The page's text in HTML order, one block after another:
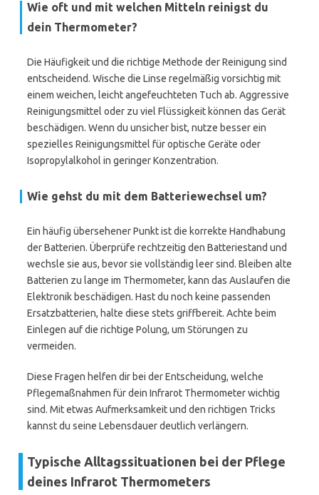
Wie oft und mit welchen Mitteln reinigst du
dein Thermometer?
Die Häufigkeit und die richtige Methode der Reinigung sind
entscheidend. Wische die Linse regelmäßig vorsichtig mit
einem weichen, leicht angefeuchteten Tuch ab. Aggressive
Reinigungsmittel oder zu viel Flüssigkeit können das Gerät
beschädigen. Wenn du unsicher bist, nutze besser ein
spezielles Reinigungsmittel für optische Geräte oder
Isopropylalkohol in geringer Konzentration.
Wie gehst du mit dem Batteriewechsel um?
Ein häufig übersehener Punkt ist die korrekte Handhabung
der Batterien. Überprüfe rechtzeitig den Batteriestand und
wechsle sie aus, bevor sie vollständig leer sind. Bleiben alte
Batterien zu lange im Thermometer, kann das Auslaufen die
Elektronik beschädigen. Hast du noch keine passenden
Ersatzbatterien, halte diese stets griffbereit. Achte beim
Einlegen auf die richtige Polung, um Störungen zu
vermeiden.
Diese Fragen helfen dir bei der Entscheidung, welche
Pflegemaßnahmen für dein Infrarot Thermometer wichtig
sind. Mit etwas Aufmerksamkeit und den richtigen Tricks
kannst du seine Lebensdauer deutlich verlängern.
Typische Alltagssituationen bei der Pflege
deines Infrarot Thermometers